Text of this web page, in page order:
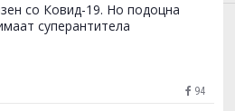
со Ковид-19. Но подоцна
суперантитела
94